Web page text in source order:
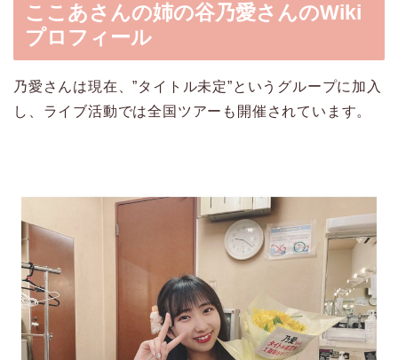
ここあさんの姉の谷乃愛さんのWiki
プロフィール
乃愛さんは現在、”タイトル未定”というグループに加入
し、ライブ活動では全国ツアーも開催されています。